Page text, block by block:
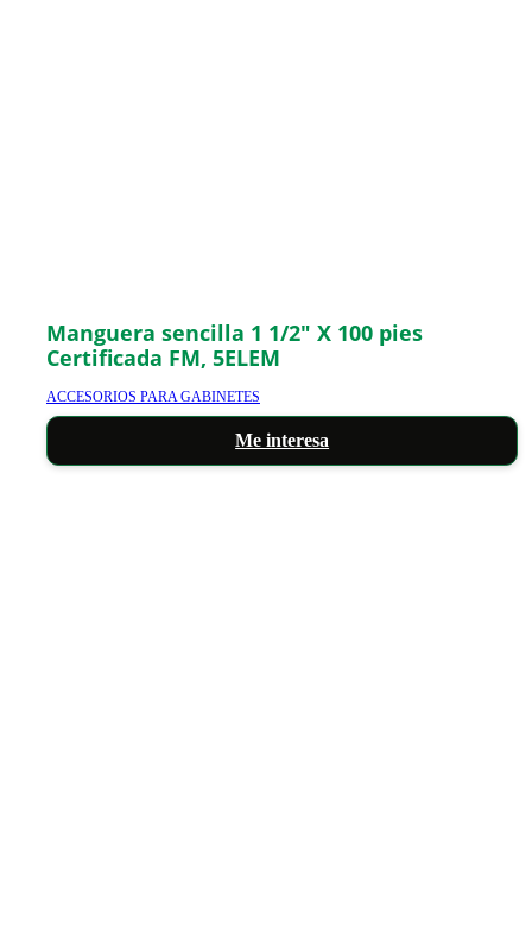
Manguera sencilla 1 1/2″ X 100 pies
Certificada FM, 5ELEM
ACCESORIOS PARA GABINETES
Me interesa